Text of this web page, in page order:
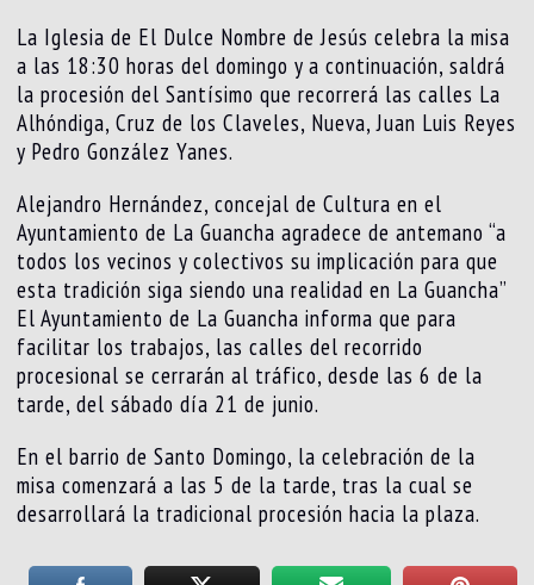
La Iglesia de El Dulce Nombre de Jesús celebra la misa
a las 18:30 horas del domingo y a continuación, saldrá
la procesión del Santísimo que recorrerá las calles La
Alhóndiga, Cruz de los Claveles, Nueva, Juan Luis Reyes
y Pedro González Yanes.
Alejandro Hernández, concejal de Cultura en el
Ayuntamiento de La Guancha agradece de antemano “a
todos los vecinos y colectivos su implicación para que
esta tradición siga siendo una realidad en La Guancha”
El Ayuntamiento de La Guancha informa que para
facilitar los trabajos, las calles del recorrido
procesional se cerrarán al tráfico, desde las 6 de la
tarde, del sábado día 21 de junio.
En el barrio de Santo Domingo, la celebración de la
misa comenzará a las 5 de la tarde, tras la cual se
desarrollará la tradicional procesión hacia la plaza.